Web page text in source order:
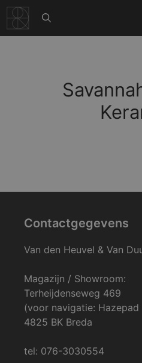
naar
de
Contactgegevens
Van den Heuvel & Van
Magazijn / Showroom:
Terheijdenseweg 469
(voor navigatie: Hazepad
4825 BK Breda
tel: 076-3030554